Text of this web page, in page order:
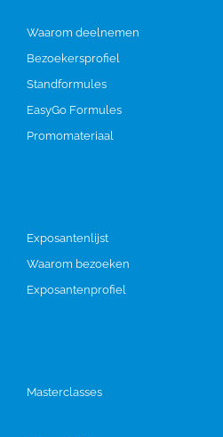
Waarom deelnemen
Bezoekersprofiel
Standformules
EasyGo Formules
Promomateriaal
Exposantenlijst
Waarom bezoeken
Exposantenprofiel
Masterclasses